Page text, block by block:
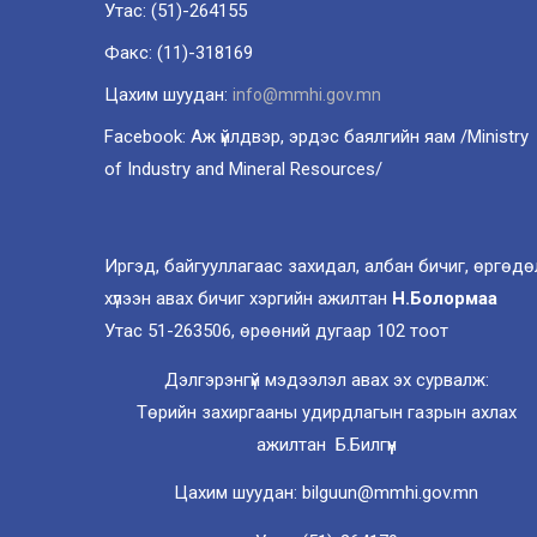
Утас: (51)-264155
Факс: (11)-318169
Цахим шуудан: info@mmhi.gov.mn
Facebook: Аж үйлдвэр, эрдэс баялгийн яам /Ministry
of Industry and Mineral Resources/
Иргэд, байгууллагаас захидал, албан бичиг,
хүлээн авах бичиг хэргийн ажилтан Н.Болормаа
Утас 51-263506, өрөөний дугаар 102 тоот
Дэлгэрэнгүй мэдээлэл авах эх сурвалж:
Төрийн захиргааны удирдлагын газрын ахлах
ажилтан Б.Билгүүн
Цахим шуудан: bilguun@mmhi.gov.mn